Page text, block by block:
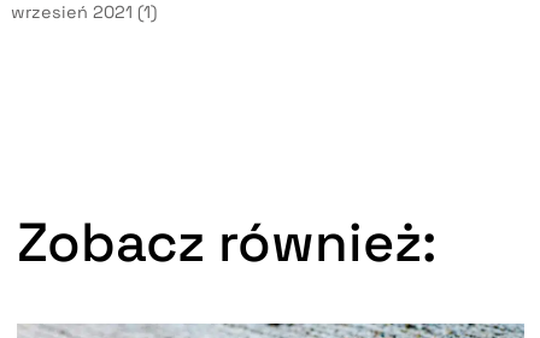
wrzesień 2021 (1)
Zobacz również: